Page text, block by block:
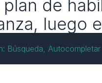
plan de
luego
Búsqueda,